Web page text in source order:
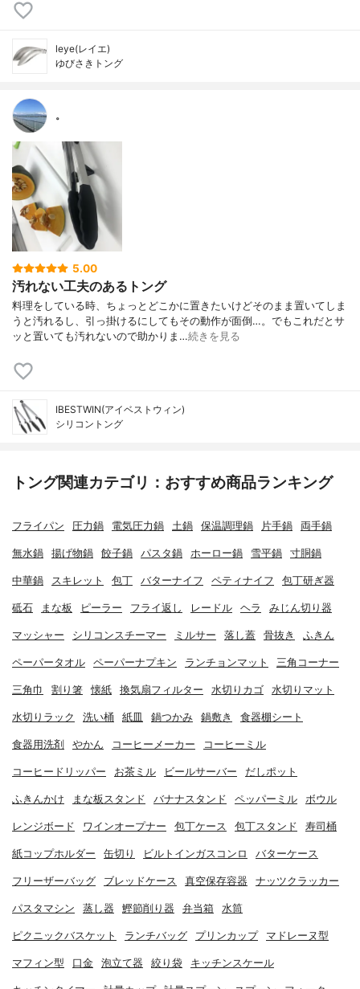
leye(レイエ)
ゆびさきトング
。
5.00
汚れない工夫のあるトング
料理をしている時、ちょっとどこかに置きたいけどそのまま置いてしま
うと汚れるし、引っ掛けるにしてもその動作が面倒…。でもこれだとサ
ッと置いても汚れないので助かりま…続きを見る
IBESTWIN(アイベストウィン)
シリコントング
トング関連カテゴリ：おすすめ商品ランキング
フライパン 圧力鍋 電気圧力鍋 土鍋 保温調理鍋 片手鍋 両手鍋
無水鍋 揚げ物鍋 餃子鍋 パスタ鍋 ホーロー鍋 雪平鍋 寸胴鍋
中華鍋 スキレット 包丁 バターナイフ ペティナイフ 包丁研ぎ器
砥石 まな板 ピーラー フライ返し レードル ヘラ みじん切り器
マッシャー シリコンスチーマー ミルサー 落し蓋 骨抜き ふきん
ペーパータオル ペーパーナプキン ランチョンマット 三角コーナー
三角巾 割り箸 懐紙 換気扇フィルター 水切りカゴ 水切りマット
水切りラック 洗い桶 紙皿 鍋つかみ 鍋敷き 食器棚シート
食器用洗剤 やかん コーヒーメーカー コーヒーミル
コーヒードリッパー お茶ミル ビールサーバー だしポット
ふきんかけ まな板スタンド バナナスタンド ペッパーミル ボウル
レンジボード ワインオープナー 包丁ケース 包丁スタンド 寿司桶
紙コップホルダー 缶切り ビルトインガスコンロ バターケース
フリーザーバッグ ブレッドケース 真空保存容器 ナッツクラッカー
パスタマシン 蒸し器 鰹節削り器 弁当箱 水筒
ピクニックバスケット ランチバッグ プリンカップ マドレーヌ型
マフィン型 口金 泡立て器 絞り袋 キッチンスケール